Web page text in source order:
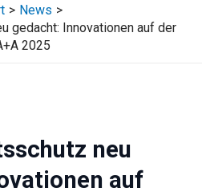
News
gedacht: Innovationen auf der
2025
neu
auf